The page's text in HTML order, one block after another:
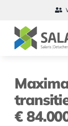
inhoud
€